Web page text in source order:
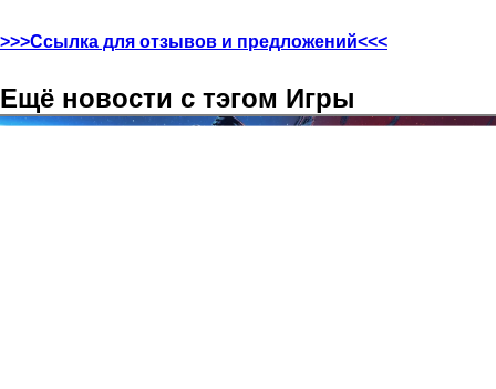
>>>Ссылка для отзывов и предложений<<<
Ещё новости с тэгом Игры